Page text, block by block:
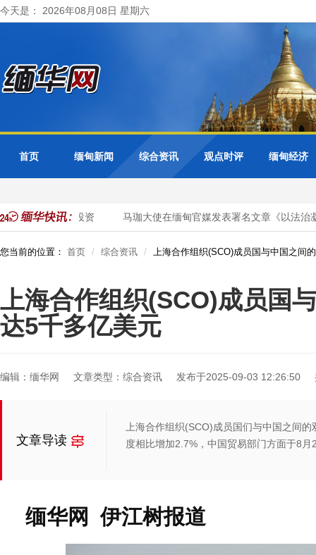
今天是： 2026年08月08日 星期六
首页 缅甸新闻 综合资讯 观点时评 缅甸经济
质天然气项目投资 马珈大使在缅甸官媒发表署名文章《以法治
您当前的位置： 首页 综合资讯 上海合作组织(SCO)成员国与中国之间
上海合作组织(SCO)成员国
达5千多亿美元
编辑：缅华网 文章类型：综合资讯 发布于2025-09-03 12:26:50
文章导读
上海合作组织(SCO)成员国们与中国之间
度相比增加2.7%，中国贸易部门方面于8
缅华网 伊江树报道